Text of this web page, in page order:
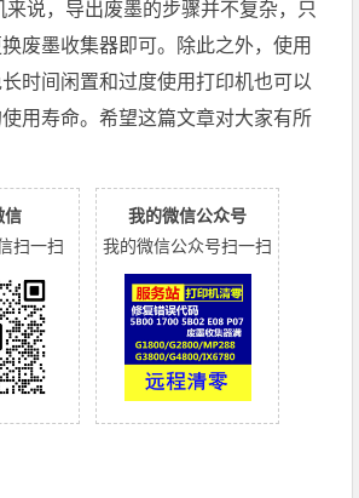
来说，导出废墨的步骤并不复杂，只
废墨收集器即可。除此之外，使用
时间闲置和过度使用打印机也可以
用寿命。希望这篇文章对大家有所
信
扫一扫
我的微信公众号
我的微信公众号扫一扫